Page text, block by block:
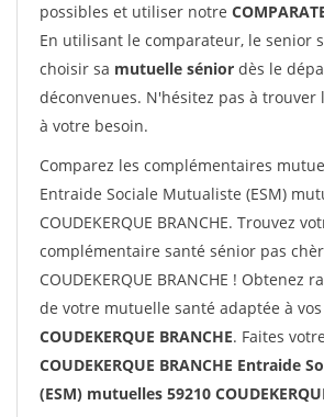
possibles et utiliser notre
En utilisant le comparateur, le senior
choisir sa mutuelle sénior dès le
déconvenues. N'hésitez pas à
à votre besoin.
Comparez les complémentaires
Entraide Sociale Mutualiste (ESM)
COUDEKERQUE BRANCHE. Trouvez
complémentaire santé sénior pas
COUDEKERQUE BRANCHE !
de votre mutuelle santé adaptée à
COUDEKERQUE BRANCHE. Faites
COUDEKERQUE BRANCHE Entraide
(ESM) mutuelles 59210